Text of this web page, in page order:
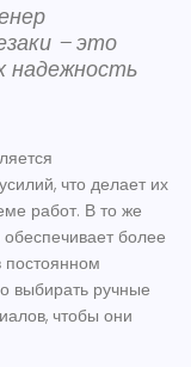
– это
надежность
что делает их
работ. В то же
обеспечивает более
постоянном
выбирать ручные
чтобы они